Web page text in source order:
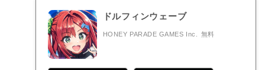
ドルフィンウェーブ
HONEY PARADE GAMES Inc. 無料